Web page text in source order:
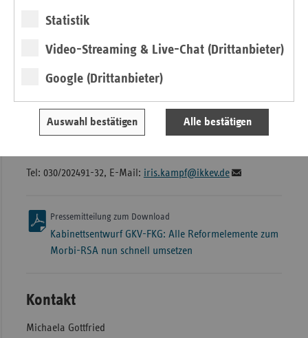
Statistik
Video-Streaming & Live-Chat (Drittanbieter)
Google (Drittanbieter)
Auswahl bestätigen Alle bestätigen
Andrea Röder, BKK Dachverband e. V.
Tel: 030/202491-32, E-Mail: iris.kampf@ikkev.de
Pressemitteilung zum Download
Kabinettsentwurf GKV-FKG: Alle Reformelemente zum
Morbi-RSA nun schnell umsetzen
Kontakt
Michaela Gottfried